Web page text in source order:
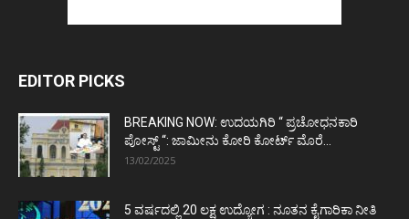
EDITOR PICKS
BREAKING NOW: ಉದಯಗಿರಿ “ ಪ್ರಚೋಧನಕಾರಿ
ಪೋಸ್ಟ್‌ “: ಜಾಮೀನು ಕೋರಿ ಕೋರ್ಟ್‌ ಮೊರೆ...
13/02/2025
5 ವರ್ಷದಲ್ಲಿ 20 ಲಕ್ಷ ಉದ್ಯೋಗ : ನೂತನ ಕೈಗಾರಿಕಾ ನೀತಿ